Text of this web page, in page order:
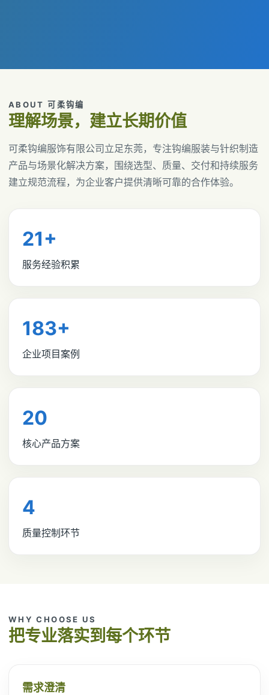
ABOUT 可柔钩编
理解场景，建立长期价值
可柔钩编服饰有限公司立足东莞，专注钩编服装与针织制造
产品与场景化解决方案，围绕选型、质量、交付和持续服务
建立规范流程，为企业客户提供清晰可靠的合作体验。
21+
服务经验积累
183+
企业项目案例
20
核心产品方案
4
质量控制环节
WHY CHOOSE US
把专业落实到每个环节
需求澄清